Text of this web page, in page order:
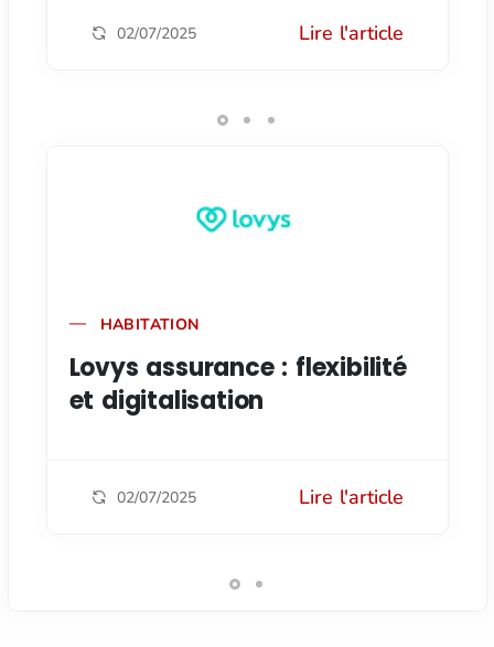
02/07/2025 Lire l'article
HABITATION
Lovys assurance : flexibilité
et digitalisation
02/07/2025 Lire l'article